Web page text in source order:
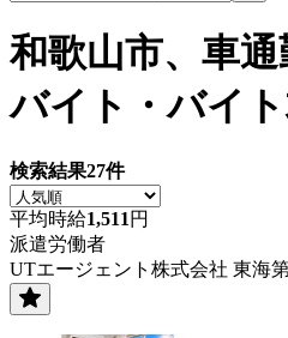
和歌山市、車
バイト・バイ
検索結果27件
平均時給1,511 円
派遣労働者
UTエージェント株式会社 東海